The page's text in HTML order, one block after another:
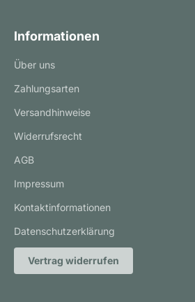
Informationen
Über uns
Zahlungsarten
Versandhinweise
Widerrufsrecht
AGB
Impressum
Kontaktinformationen
Datenschutzerklärung
Vertrag widerrufen